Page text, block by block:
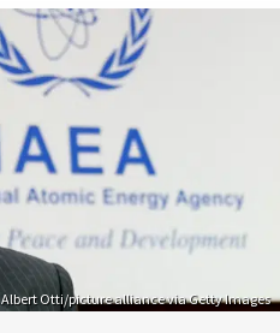
Albert Otti/picture alliance via Getty Images